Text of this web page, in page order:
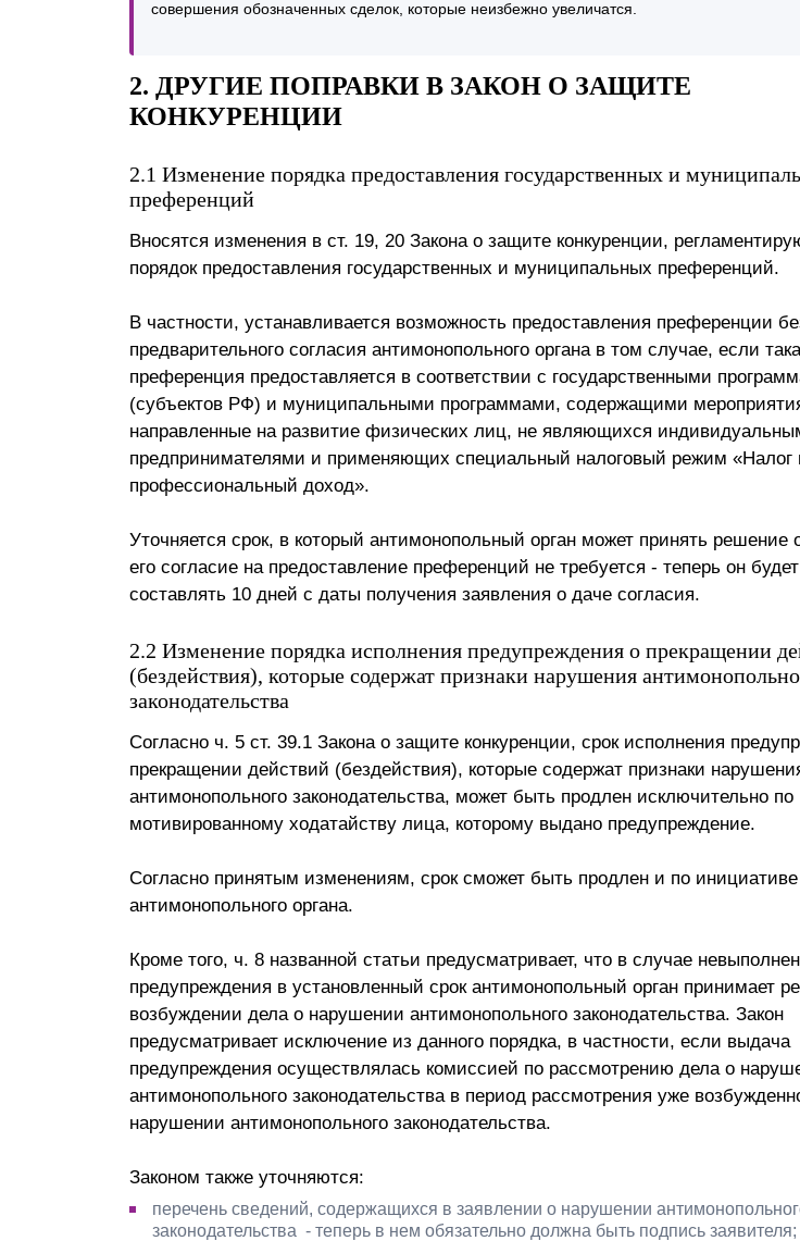
совершения обозначенных сделок, которые неизбежно увеличатся.
2. ДРУГИЕ ПОПРАВКИ В ЗАКОН О ЗАЩИТЕ
КОНКУРЕНЦИИ
2.1 Изменение порядка предоставления государственных и
преференций
Вносятся изменения в ст. 19, 20 Закона о защите конкуренции,
порядок предоставления государственных и муниципальных преференций.
В частности, устанавливается возможность предоставления преференции
предварительного согласия антимонопольного органа в том случае, если
преференция предоставляется в соответствии с государственными
(субъектов РФ) и муниципальными программами, содержащими
направленные на развитие физических лиц, не являющихся
предпринимателями и применяющих специальный налоговый режим «Налог
профессиональный доход».
Уточняется срок, в который антимонопольный орган может принять решение
его согласие на предоставление преференций не требуется - теперь он будет
составлять 10 дней с даты получения заявления о даче согласия.
2.2 Изменение порядка исполнения предупреждения о прекращении
(бездействия), которые содержат признаки нарушения
законодательства
Согласно ч. 5 ст. 39.1 Закона о защите конкуренции, срок исполнения
прекращении действий (бездействия), которые содержат признаки
антимонопольного законодательства, может быть продлен исключительно по
мотивированному ходатайству лица, которому выдано предупреждение.
Согласно принятым изменениям, срок сможет быть продлен и по инициативе
антимонопольного органа.
Кроме того, ч. 8 названной статьи предусматривает, что в случае
предупреждения в установленный срок антимонопольный орган принимает
возбуждении дела о нарушении антимонопольного законодательства. Закон
предусматривает исключение из данного порядка, в частности, если выдача
предупреждения осуществлялась комиссией по рассмотрению дела о
антимонопольного законодательства в период рассмотрения уже
нарушении антимонопольного законодательства.
Законом также уточняются:
перечень сведений, содержащихся в заявлении о нарушении
законодательства - теперь в нем обязательно должна быть подпись заявителя;